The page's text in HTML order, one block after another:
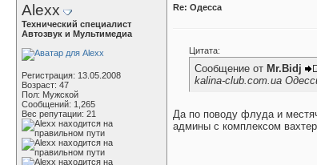
Alexx
Технический специалист
Автозвук и Мультимедиа
Регистрация: 13.05.2008
Возраст: 47
Пол: Мужской
Сообщений: 1,265
Вес репутации: 21
Re: Одесса
Цитата:
Сообщение от Mr.Bidj
kalina-club.com.ua
Да по поводу флуда и
админы с комплексом